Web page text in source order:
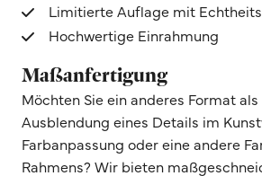
Limitierte Auflage mit
Hochwertige Einrahmung
Maßanfertigung
Möchten Sie ein anderes Format
Ausblendung eines Details im
Farbanpassung oder eine andere
Rahmens? Wir bieten